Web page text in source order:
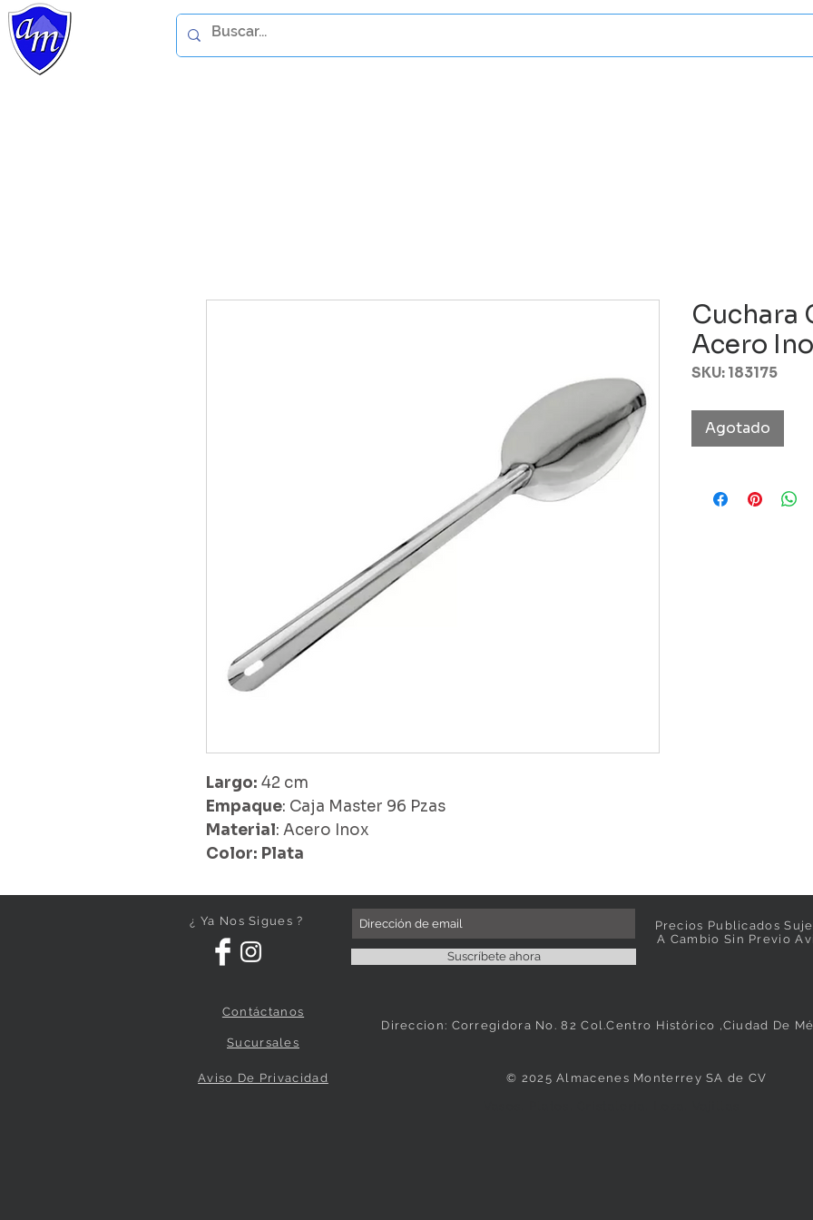
Largo: 42 cm
Empaque: Caja Master 96 Pzas
Material: Acero Inox
Color: Plata
Cuchara
Acero
SKU: 183175
Agotado
¿ Ya Nos Sigues ?
Suscríbete ahora
Precios Publicados
A Cambio Sin Previo
Contáctanos
Direccion: Corregidora No. 82 Col.Centro Histórico ,Ciudad De
Sucursales
Aviso De Privacidad © 2025 Almacenes Monterrey SA de CV